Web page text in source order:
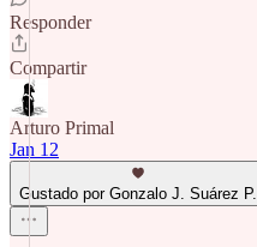
Responder
Compartir
Arturo Primal
Jan 12
Gustado por Gonzalo J. Suárez P.